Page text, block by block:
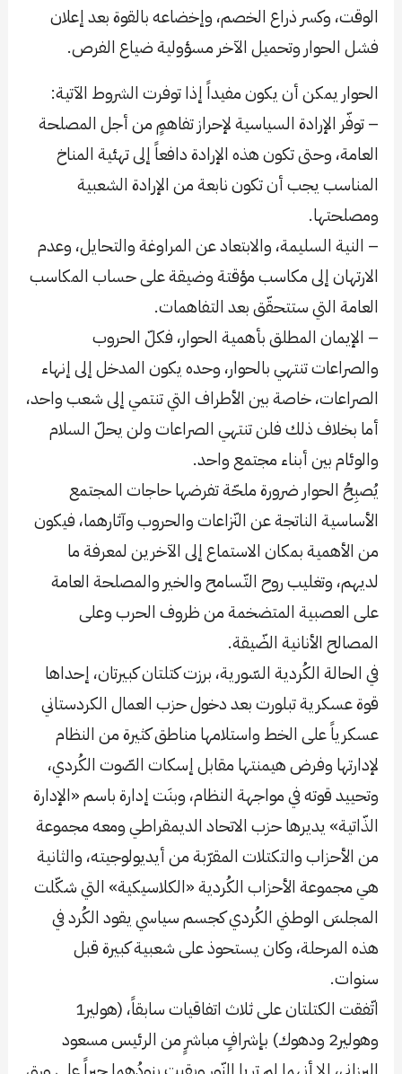
الوقت، وكسر ذراع الخصم، وإخضاعه بالقوة بعد إعلان
فشل الحوار وتحميل الآخر مسؤولية ضياع الفرص.
الحوار يمكن أن يكون مفيداً إذا توفرت الشروط الآتية:
– توفّر الإرادة السياسية لإحراز تفاهمٍ من أجل المصلحة
العامة، وحتى تكون هذه الإرادة دافعاً إلى تهئية المناخ
المناسب يجب أن تكون نابعة من الإرادة الشعبية
ومصلحتها.
– النية السليمة، والابتعاد عن المراوغة والتحايل، وعدم
الارتهان إلى مكاسب مؤقتة وضيقة على حساب المكاسب
العامة التي ستتحقّق بعد التفاهمات.
– الإيمان المطلق بأهمية الحوار، فكلّ الحروب
والصراعات تنتهي بالحوار، وحده يكون المدخل إلى إنهاء
الصراعات، خاصة بين الأطراف التي تنتمي إلى شعب واحد،
أما بخلاف ذلك فلن تنتهي الصراعات ولن يحلّ السلام
والوئام بين أبناء مجتمع واحد.
يُصبِحُ الحوار ضرورة ملحّة تفرضها حاجات المجتمع
الأساسية الناتجة عن النّزاعات والحروب وآثارهما، فيكون
من الأهمية بمكان الاستماع إلى الآخرين لمعرفة ما
لديهم، وتغليب روح التّسامح والخير والمصلحة العامة
على العصبية المتضخمة من ظروف الحرب وعلى
المصالح الأنانية الضّيقة.
في الحالة الكُردية السّورية، برزت كتلتان كبيرتان، إحداها
قوة عسكرية تبلورت بعد دخول حزب العمال الكردستاني
عسكرياً على الخط واستلامها مناطق كثيرة من النظام
لإدارتها وفرض هيمنتها مقابل إسكات الصّوت الكُردي،
وتحييد قوته في مواجهة النظام، وبنَت إدارة باسم «الإدارة
الذّاتية» يديرها حزب الاتحاد الديمقراطي ومعه مجموعة
من الأحزاب والتكتلات المقرّبة من أيديولوجيته، والثانية
هي مجموعة الأحزاب الكُردية «الكلاسيكية» التي شكّلت
المجلسَ الوطني الكُردي كجسم سياسي يقود الكُرد في
هذه المرحلة، وكان يستحوذ على شعبية كبيرة قبل
سنوات.
اتّفقت الكتلتان على ثلاث اتفاقيات سابقاً، (هولير1
وهولير2 ودهوك) بإشرافٍ مباشرٍ من الرئيس مسعود